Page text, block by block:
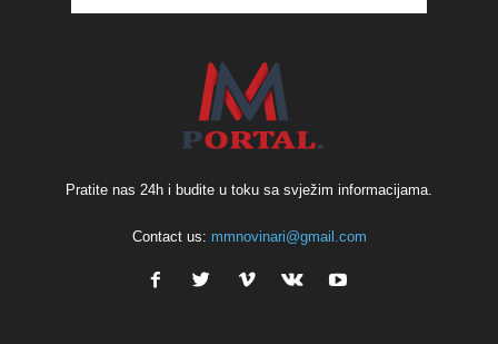
Pratite nas 24h i budite u toku sa svježim informacijama.
Contact us: mmnovinari@gmail.com